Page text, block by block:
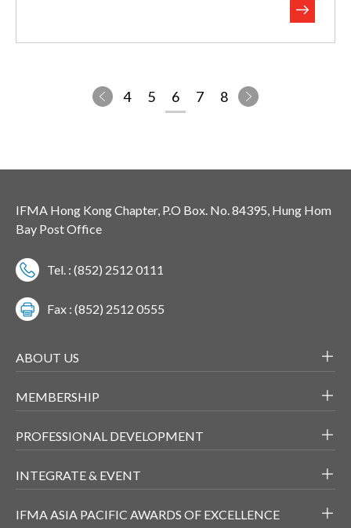
4 5 6 7 8
IFMA Hong Kong Chapter, P.O Box. No. 84395, Hung Hom
Bay Post Office
Tel. : (852) 2512 0111
Fax : (852) 2512 0555
ABOUT US
MEMBERSHIP
PROFESSIONAL DEVELOPMENT
INTEGRATE & EVENT
IFMA ASIA PACIFIC AWARDS OF EXCELLENCE